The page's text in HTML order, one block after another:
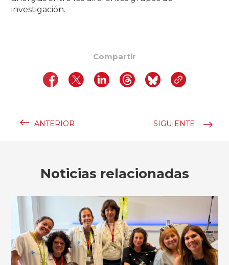
investigación.
Compartir
ANTERIOR SIGUIENTE
Noticias relacionadas